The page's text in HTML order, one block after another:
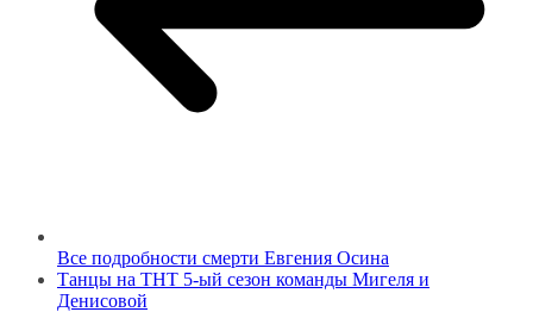
Все подробности смерти Евгения Осина
Танцы на ТНТ 5-ый сезон команды Мигеля и
Денисовой